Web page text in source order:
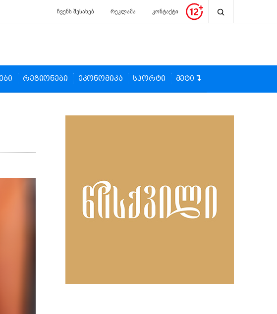
ჩვენს შესახებ რეკლამა კონტაქტი
რეგიონები ეკონომიკა სპორტი მეტი